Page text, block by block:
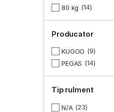
80 kg
14
Producator
KUGOO
9
PEGAS
14
Tip rulment
N/A 23